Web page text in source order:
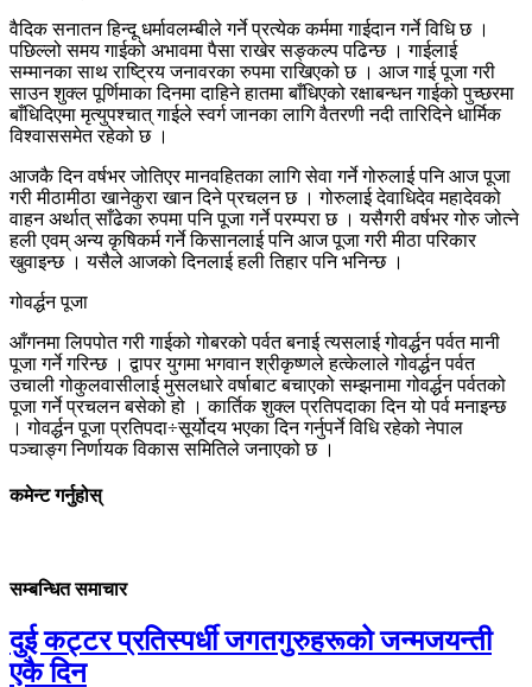
वैदिक सनातन हिन्दू धर्मावलम्बीले गर्ने प्रत्येक कर्ममा गाईदान गर्ने विधि छ ।
पछिल्लो समय गाईको अभावमा पैसा राखेर सङ्कल्प पढिन्छ । गाईलाई
सम्मानका साथ राष्ट्रिय जनावरका रुपमा राखिएको छ । आज गाई पूजा गरी
साउन शुक्ल पूर्णिमाका दिनमा दाहिने हातमा बाँधिएको रक्षाबन्धन गाईको पुच्छरमा
बाँधिदिएमा मृत्युपश्चात् गाईले स्वर्ग जानका लागि वैतरणी नदी तारिदिने धार्मिक
विश्वाससमेत रहेको छ ।
आजकै दिन वर्षभर जोतिएर मानवहितका लागि सेवा गर्ने गोरुलाई पनि आज पूजा
गरी मीठामीठा खानेकुरा खान दिने प्रचलन छ । गोरुलाई देवाधिदेव महादेवको
वाहन अर्थात् साँढेका रुपमा पनि पूजा गर्ने परम्परा छ । यसैगरी वर्षभर गोरु जोत्ने
हली एवम् अन्य कृषिकर्म गर्ने किसानलाई पनि आज पूजा गरी मीठा परिकार
खुवाइन्छ । यसैले आजको दिनलाई हली तिहार पनि भनिन्छ ।
गोवर्द्धन पूजा
आँगनमा लिपपोत गरी गाईको गोबरको पर्वत बनाई त्यसलाई गोवर्द्धन पर्वत मानी
पूजा गर्ने गरिन्छ । द्वापर युगमा भगवान श्रीकृष्णले हत्केलाले गोवर्द्धन पर्वत
उचाली गोकुलवासीलाई मुसलधारे वर्षाबाट बचाएको सम्झनामा गोवर्द्धन पर्वतको
पूजा गर्ने प्रचलन बसेको हो । कार्तिक शुक्ल प्रतिपदाका दिन यो पर्व मनाइन्छ
। गोवर्द्धन पूजा प्रतिपदा÷सूर्योदय भएका दिन गर्नुपर्ने विधि रहेको नेपाल
पञ्चाङ्ग निर्णायक विकास समितिले जनाएको छ ।
कमेन्ट गर्नुहोस्
सम्बन्धित समाचार
दुई कट्टर प्रतिस्पर्धी जगतगुरुहरूको जन्मजयन्ती
एकै दिन